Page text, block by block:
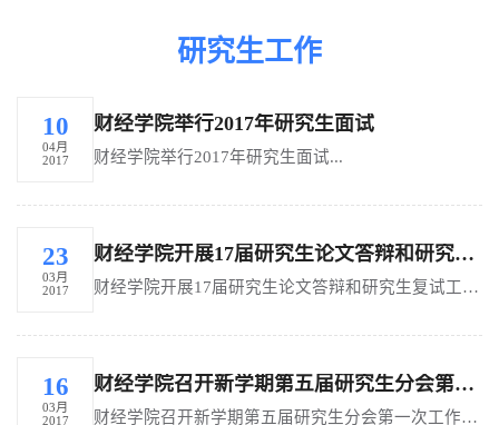
研究生工作
10
04月
2017
财经学院举行2017年研究生面试
财经学院举行2017年研究生面试...
23
03月
2017
财经学院开展17届研究生论文答辩和研究生复试工作研讨会
财经学院开展17届研究生论文答辩和研究生复试工作研讨会...
16
03月
2017
财经学院召开新学期第五届研究生分会第一次工作会议
财经学院召开新学期第五届研究生分会第一次工作会议...